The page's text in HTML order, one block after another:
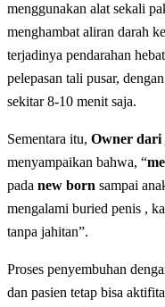
menggunakan alat sekali
menghambat aliran darah
terjadinya pendarahan
pelepasan tali pusar, dengan
sekitar 8-10 menit saja.
Sementara itu, Owner dari
menyampaikan bahwa, “
pada new born sampai
mengalami buried penis ,
tanpa jahitan”.
Proses penyembuhan
dan pasien tetap bisa